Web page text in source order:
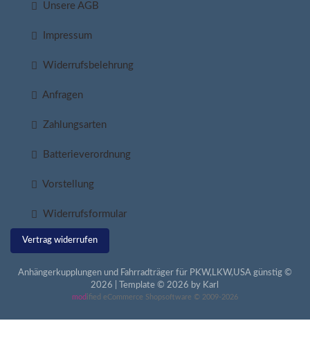
Unsere AGB
Impressum
Widerrufsbelehrung
Anfragen
Zahlungsarten
Batterieverordnung
Vorstellung
Widerrufsformular
Vertrag widerrufen
Anhängerkupplungen und Fahrradträger für PKW,LKW,USA günstig ©
2026 | Template © 2026 by Karl
mod ified eCommerce Shopsoftware © 2009-2026